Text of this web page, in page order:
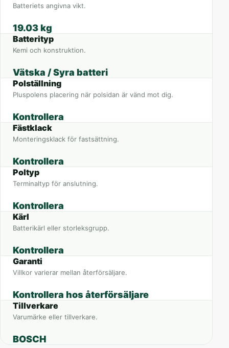
Batteriets angivna vikt.
19.03 kg
Batterityp
Kemi och konstruktion.
Vätska / Syra batteri
Polställning
Pluspolens placering när polsidan är vänd mot dig.
Kontrollera
Fästklack
Monteringsklack för fastsättning.
Kontrollera
Poltyp
Terminaltyp för anslutning.
Kontrollera
Kärl
Batterikärl eller storleksgrupp.
Kontrollera
Garanti
Villkor varierar mellan återförsäljare.
Kontrollera hos återförsäljare
Tillverkare
Varumärke eller tillverkare.
BOSCH